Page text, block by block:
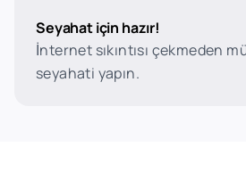
Seyahat için hazır!
İnternet sıkıntısı çekmeden
seyahati yapın.